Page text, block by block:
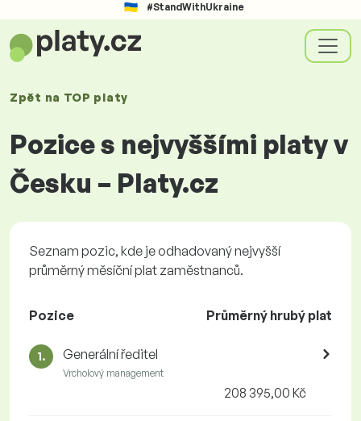
#StandWithUkraine
Zpět na TOP platy
Pozice s nejvyššími platy v
Česku – Platy.cz
Seznam pozic, kde je odhadovaný nejvyšší
průměrný měsíční plat zaměstnanců.
Pozice Průměrný hrubý plat
1. Generální ředitel
Vrcholový management
208 395,00 Kč